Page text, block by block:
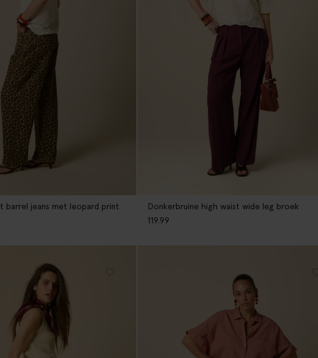
barrel jeans met leopard print
Donkerbruine high waist wide leg broek
119.99